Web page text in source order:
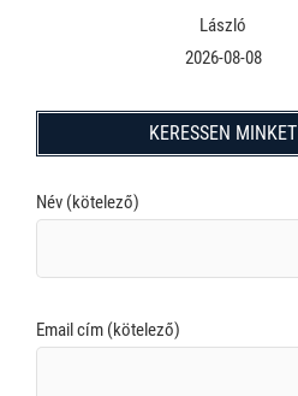
László
2026-08-08
KERESSEN MINKET
Név (kötelező)
Email cím (kötelező)